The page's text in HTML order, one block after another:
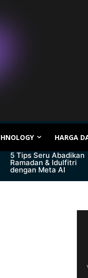
HARGA
5 Tips Seru Abadikan
Ramadan & Idulfitri
dengan Meta AI